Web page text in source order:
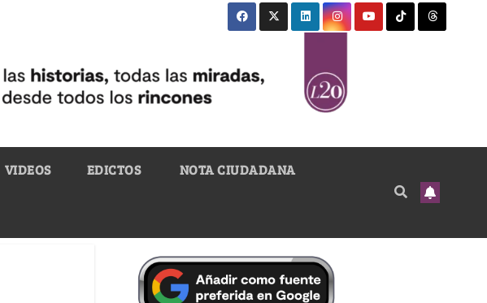
VIDEOS EDICTOS NOTA CIUDADANA